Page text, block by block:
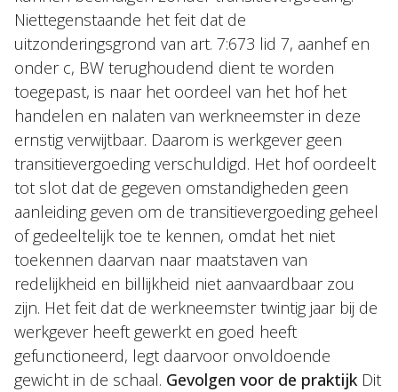
Niettegenstaande het feit dat de
uitzonderingsgrond van art. 7:673 lid 7, aanhef en
onder c, BW terughoudend dient te worden
toegepast, is naar het oordeel van het hof het
handelen en nalaten van werkneemster in deze
ernstig verwijtbaar. Daarom is werkgever geen
transitievergoeding verschuldigd. Het hof oordeelt
tot slot dat de gegeven omstandigheden geen
aanleiding geven om de transitievergoeding geheel
of gedeeltelijk toe te kennen, omdat het niet
toekennen daarvan naar maatstaven van
redelijkheid en billijkheid niet aanvaardbaar zou
zijn. Het feit dat de werkneemster twintig jaar bij de
werkgever heeft gewerkt en goed heeft
gefunctioneerd, legt daarvoor onvoldoende
gewicht in de schaal. Gevolgen voor de praktijk Dit